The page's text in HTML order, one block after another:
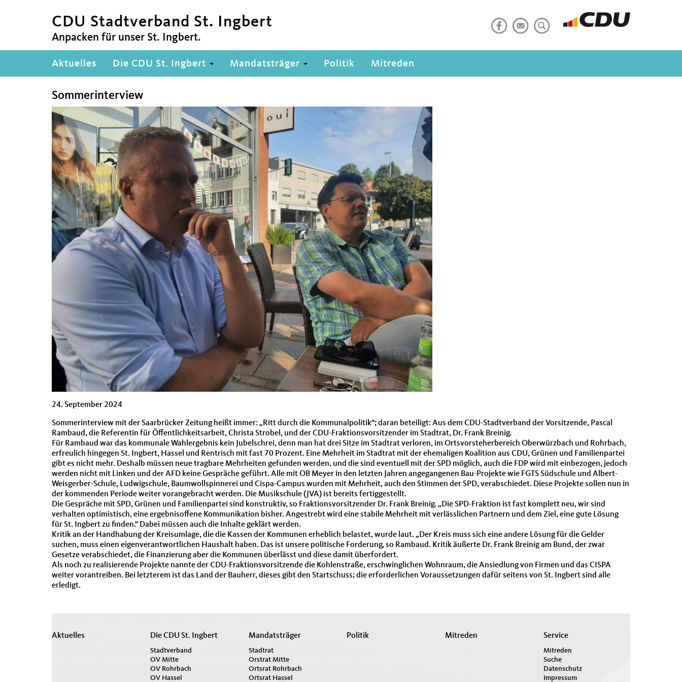
CDU Stadtverband St. Ingbert
Anpacken für unser St. Ingbert.
Hauptnavigation
Aktuelles Die CDU St. Ingbert Mandatsträger Politik Mitreden
Sommerinterview
24. September 2024
Sommerinterview mit der Saarbrücker Zeitung heißt immer: „Ritt durch die Kommunalpolitik“; daran beteiligt: Aus dem CDU-Stadtverband der Vorsitzende, Pascal
Rambaud, die Referentin für Öffentlichkeitsarbeit, Christa Strobel, und der CDU-Fraktionsvorsitzender im Stadtrat, Dr. Frank Breinig.
Für Rambaud war das kommunale Wahlergebnis kein Jubelschrei, denn man hat drei Sitze im Stadtrat verloren, im Ortsvorsteherbereich Oberwürzbach und Rohrbach,
erfreulich hingegen St. Ingbert, Hassel und Rentrisch mit fast 70 Prozent. Eine Mehrheit im Stadtrat mit der ehemaligen Koalition aus CDU, Grünen und Familienpartei
gibt es nicht mehr. Deshalb müssen neue tragbare Mehrheiten gefunden werden, und die sind eventuell mit der SPD möglich, auch die FDP wird mit einbezogen, jedoch
werden nicht mit Linken und der AFD keine Gespräche geführt. Alle mit OB Meyer in den letzten Jahren angegangenen Bau-Projekte wie FGTS Südschule und Albert-
Weisgerber-Schule, Ludwigschule, Baumwollspinnerei und Cispa-Campus wurden mit Mehrheit, auch den Stimmen der SPD, verabschiedet. Diese Projekte sollen nun in
der kommenden Periode weiter vorangebracht werden. Die Musikschule (JVA) ist bereits fertiggestellt.
Die Gespräche mit SPD, Grünen und Familienpartei sind konstruktiv, so Fraktionsvorsitzender Dr. Frank Breinig. „Die SPD-Fraktion ist fast komplett neu, wir sind
verhalten optimistisch, eine ergebnisoffene Kommunikation bisher. Angestrebt wird eine stabile Mehrheit mit verlässlichen Partnern und dem Ziel, eine gute Lösung
für St. Ingbert zu finden.“ Dabei müssen auch die Inhalte geklärt werden.
Kritik an der Handhabung der Kreisumlage, die die Kassen der Kommunen erheblich belastet, wurde laut. „Der Kreis muss sich eine andere Lösung für die Gelder
suchen, muss einen eigenverantwortlichen Haushalt haben. Das ist unsere politische Forderung, so Rambaud. Kritik äußerte Dr. Frank Breinig am Bund, der zwar
Gesetze verabschiedet, die Finanzierung aber die Kommunen überlässt und diese damit überfordert.
Als noch zu realisierende Projekte nannte der CDU-Fraktionsvorsitzende die Kohlenstraße, erschwinglichen Wohnraum, die Ansiedlung von Firmen und das CISPA
weiter vorantreiben. Bei letzterem ist das Land der Bauherr, dieses gibt den Startschuss; die erforderlichen Voraussetzungen dafür seitens von St. Ingbert sind alle
erledigt.
Seitenübersicht
Aktuelles Die CDU St. Ingbert
Stadtverband
OV Mitte
OV Rohrbach
OV Hassel
Mandatsträger
Stadtrat
Orstrat Mitte
Ortsrat Rohrbach
Ortsrat Hassel
Politik Mitreden Service
Mitreden
Suche
Datenschutz
Impressum